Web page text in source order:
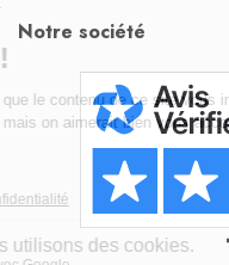
Notre société